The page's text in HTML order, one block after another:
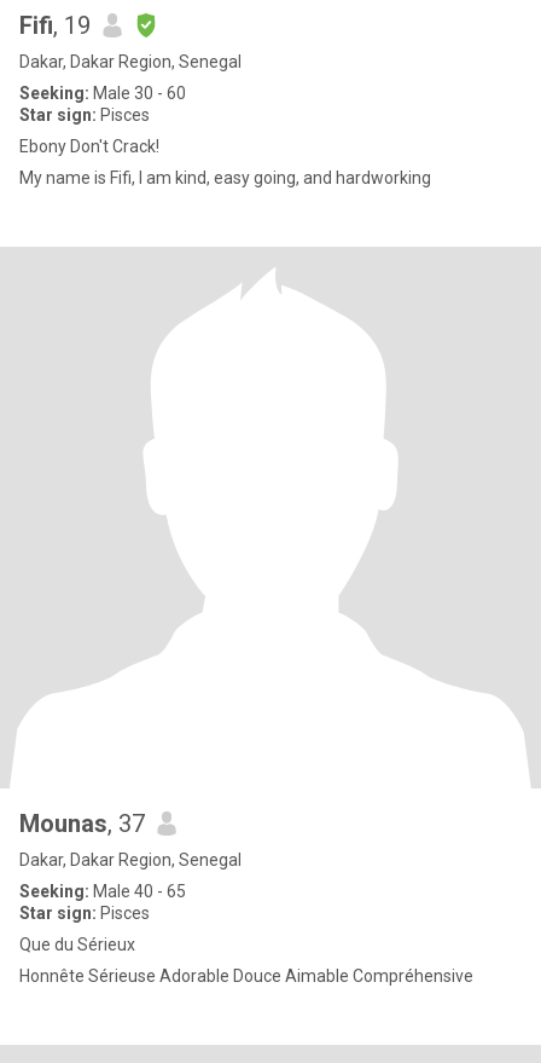
Fifi, 19
Dakar, Dakar Region, Senegal
Seeking: Male 30 - 60
Star sign: Pisces
Ebony Don't Crack!
My name is Fifi, I am kind, easy going, and hardworking
Mounas, 37
Dakar, Dakar Region, Senegal
Seeking: Male 40 - 65
Star sign: Pisces
Que du Sérieux
Honnête Sérieuse Adorable Douce Aimable Compréhensive